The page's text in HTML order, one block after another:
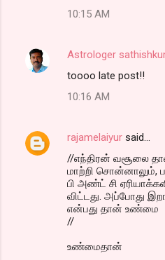
10:15 AM
Astrologer
toooo late post!!
10:16 AM
rajamelaiyur said…
//எந்திரன் வசூலை
மாற்றி சொன்னாலும்,
பி அண்ட் சி
விட்டது. அப்போது
என்பது தான் உண்மை
//
உண்மைதான்